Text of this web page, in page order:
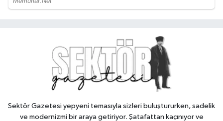
Sektör Gazetesi yepyeni temasıyla sizleri buluştururken, sadelik
ve modernizmi bir araya getiriyor. Şatafattan kaçınıyor ve